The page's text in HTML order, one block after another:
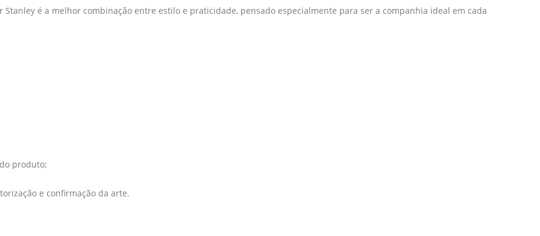
Stanley é a melhor combinação entre estilo e praticidade, pensado especialmente para ser a companhia ideal em cada
produto;
e confirmação da arte.